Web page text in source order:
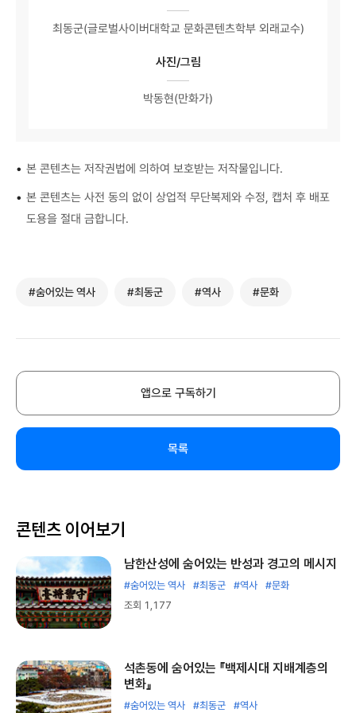
최동군(글로벌사이버대학교 문화콘텐츠학부 외래교수)
사진/그림
박동현(만화가)
• 본 콘텐츠는 저작권법에 의하여 보호받는 저작물입니다.
• 본 콘텐츠는 사전 동의 없이 상업적 무단복제와 수정, 캡처 후 배포
도용을 절대 금합니다.
#숨어있는 역사 #최동군 #역사 #문화
앱으로 구독하기
목록
콘텐츠 이어보기
남한산성에 숨어있는 반성과 경고의 메시지
#숨어있는 역사 #최동군 #역사
#문화
조회 1,177
석촌동에 숨어있는 『백제시대 지배계층의
변화』
#숨어있는 역사 #최동군 #역사